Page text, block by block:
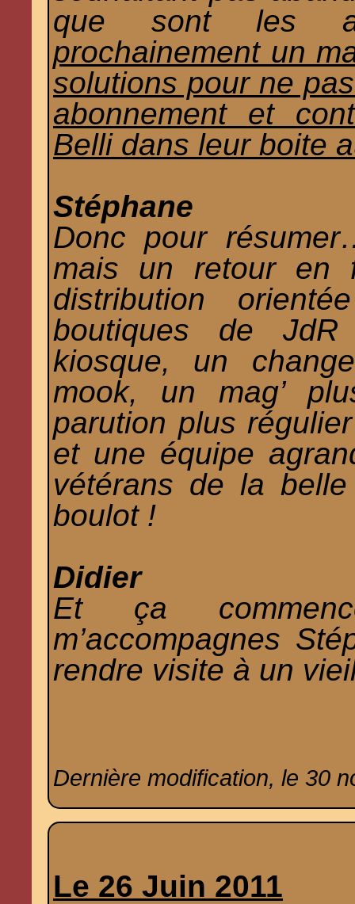
que sont les
prochainement un
solutions pour ne
abonnement et
Belli dans leur boite
Stéphane
Donc pour
mais un retour en
distribution
boutiques de
kiosque, un
mook, un mag’
parution plus
et une équipe
vétérans de la
boulot !
Didier
Et ça
m’accompagnes
rendre visite à un
Dernière modification, le 30
Le 26 Juin 2011